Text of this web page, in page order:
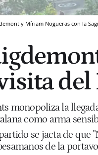
y Míriam Nogueras con la
del
monopoliza la
como arma
se jacta de que
de la